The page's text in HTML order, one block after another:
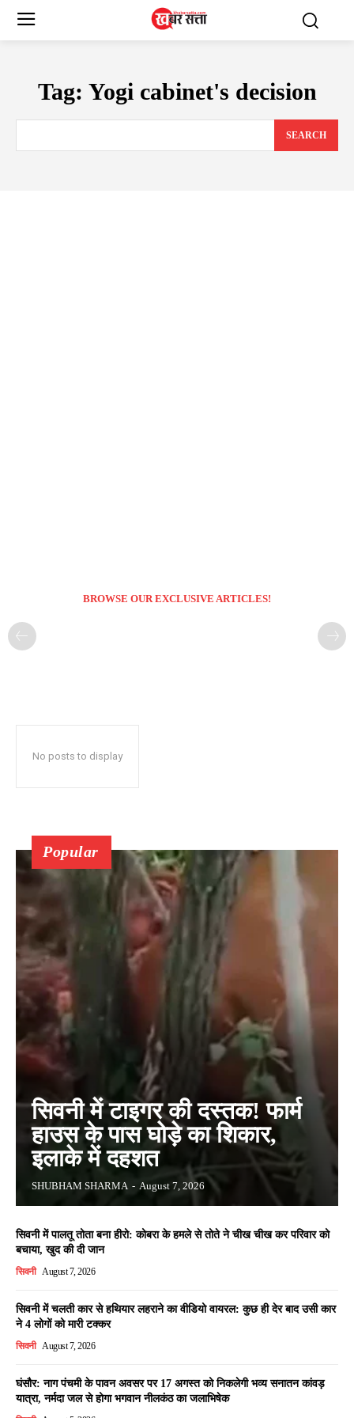
Tag: Yogi cabinet's decision
SEARCH
BROWSE OUR EXCLUSIVE ARTICLES!
No posts to display
Popular
सिवनी में टाइगर की दस्तक! फार्म
हाउस के पास घोड़े का शिकार,
इलाके में दहशत
SHUBHAM SHARMA - August 7, 2026
सिवनी में पालतू तोता बना हीरो: कोबरा के हमले से तोते ने चीख चीख कर परिवार को
बचाया, खुद की दी जान
सिवनी August 7, 2026
सिवनी में चलती कार से हथियार लहराने का वीडियो वायरल: कुछ ही देर बाद उसी कार
ने 4 लोगों को मारी टक्कर
सिवनी August 7, 2026
घंसौर: नाग पंचमी के पावन अवसर पर 17 अगस्त को निकलेगी भव्य सनातन कांवड़
यात्रा, नर्मदा जल से होगा भगवान नीलकंठ का जलाभिषेक